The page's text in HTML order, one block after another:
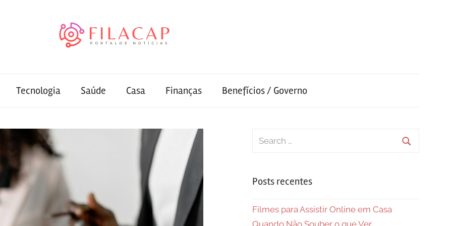
Tecnologia Saúde Casa Finanças Benefícios / Governo
Search
Posts recentes
Filmes para Assistir Online em Casa